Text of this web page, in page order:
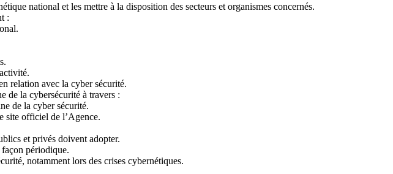
national et les mettre à la disposition des secteurs et organismes concernés.
:
relation avec la cyber sécurité.
de la cybersécurité à travers :
de la cyber sécurité.
site officiel de l’Agence.
et privés doivent adopter.
périodique.
notamment lors des crises cybernétiques.